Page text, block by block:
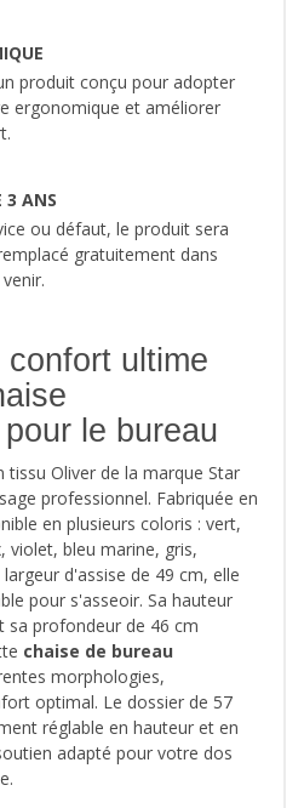
produit conçu pour adopter
ergonomique et améliorer
3 ANS
ou défaut, le produit sera
gratuitement dans
ultime
le bureau
tissu Oliver de la marque Star
professionnel. Fabriquée en
en plusieurs coloris : vert,
violet, bleu marine, gris,
d'assise de 49 cm, elle
pour s'asseoir. Sa hauteur
sa profondeur de 46 cm
chaise de bureau
morphologies,
optimal. Le dossier de 57
réglable en hauteur et en
adapté pour votre dos